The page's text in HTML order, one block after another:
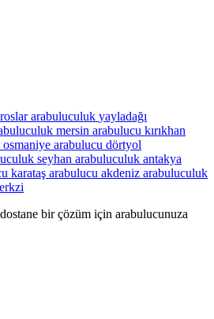
arabuluculuk yayladağı
mersin arabulucu kırıkhan
osmaniye arabulucu dörtyol
seyhan arabuluculuk antakya
karataş arabulucu akdeniz arabuluculuk
bir çözüm için arabulucunuza